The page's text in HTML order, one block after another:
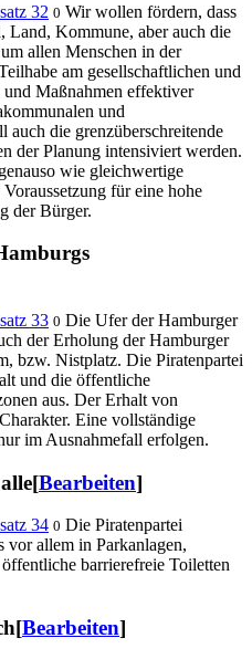
32 0 Wir wollen fördern, dass
Land, Kommune, aber auch die
allen Menschen in der
am gesellschaftlichen und
Maßnahmen effektiver
und
die grenzüberschreitende
der Planung intensiviert werden.
wie gleichwertige
für eine hohe
der Bürger.
33 0 Die Ufer der Hamburger
der Erholung der Hamburger
bzw. Nistplatz. Die Piratenpartei
und die öffentliche
aus. Der Erhalt von
Eine vollständige
im Ausnahmefall erfolgen.
Bearbeiten]
34 0 Die Piratenpartei
vor allem in Parkanlagen,
barrierefreie Toiletten
Bearbeiten]